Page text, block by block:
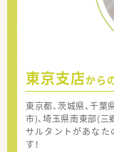
東京支店から
東京都、茨城県、千葉
市)、埼玉県南東部(三
サルタントがあなた
す！